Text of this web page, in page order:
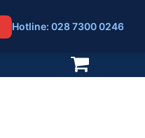
Hotline: 028 7300 0246